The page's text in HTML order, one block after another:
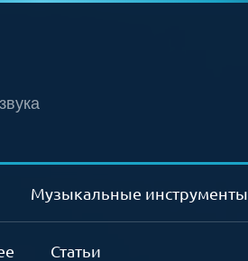
Музыкальные инструменты
Статьи